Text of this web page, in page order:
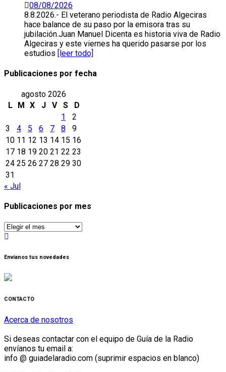
08/08/2026
8.8.2026.- El veterano periodista de Radio Algeciras
hace balance de su paso por la emisora tras su
jubilación.Juan Manuel Dicenta es historia viva de Radio
Algeciras y este viernes ha querido pasarse por los
estudios [leer todo]
Publicaciones por fecha
agosto 2026
L
M X J V S
D
1
2
3
4 5 6 7 8
9
10 11 12 13 14 15 16
17 18 19 20 21 22 23
24 25 26 27 28 29 30
31
« Jul
Publicaciones por mes
Publicaciones
por
Envíanos tus novedades
CONTACTO
Acerca de nosotros
Si deseas contactar con el equipo de Guía de la Radio
envíanos tu email a:
info @ guiadelaradio.com (suprimir espacios en blanco)